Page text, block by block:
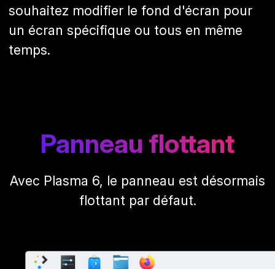
souhaitez modifier le fond d'écran pour
un écran spécifique ou tous en même
temps.
Panneau flottant
Avec Plasma 6, le panneau est désormais
flottant par défaut.